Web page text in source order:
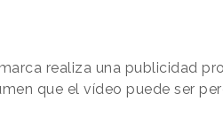
realiza una publicidad
que el vídeo puede ser